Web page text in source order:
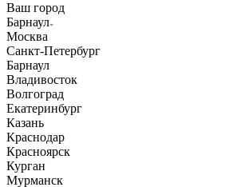
Ваш город
Барнаул
Москва
Санкт-Петербург
Барнаул
Владивосток
Волгоград
Екатеринбург
Казань
Краснодар
Красноярск
Курган
Мурманск